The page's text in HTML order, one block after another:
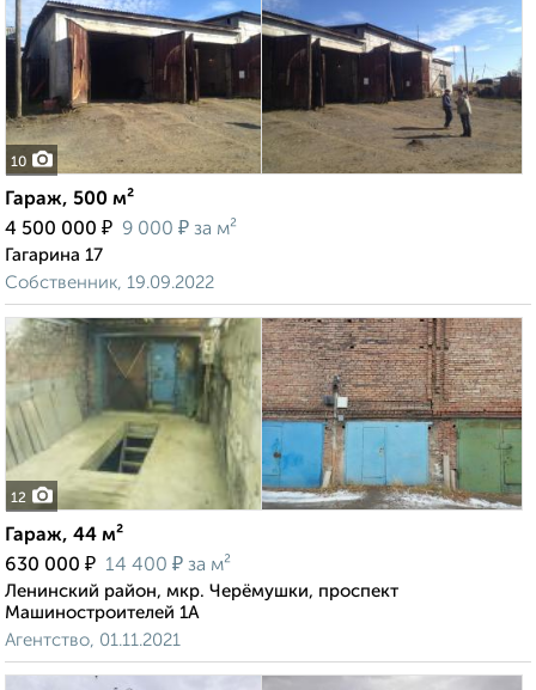
10
Гараж, 500 м²
4 500 000 ₽ 9 000 ₽ за м²
Гагарина 17
Собственник, 19.09.2022
12
Гараж, 44 м²
630 000 ₽ 14 400 ₽ за м²
Ленинский район, мкр. Черёмушки, проспект
Машиностроителей 1А
Агентство, 01.11.2021